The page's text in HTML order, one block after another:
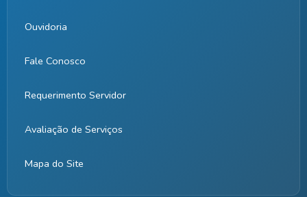
Ouvidoria
Fale Conosco
Requerimento Servidor
Avaliação de Serviços
Mapa do Site